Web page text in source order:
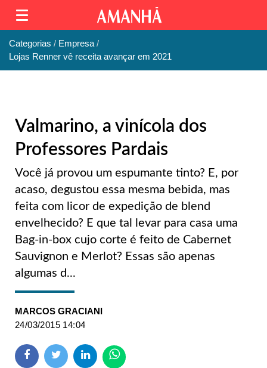
Categorias
Empresa
Lojas Renner vê receita avançar em 2021
Valmarino, a vinícola dos
Professores Pardais
Você já provou um espumante tinto? E, por
acaso, degustou essa mesma bebida, mas
feita com licor de expedição de blend
envelhecido? E que tal levar para casa uma
Bag-in-box cujo corte é feito de Cabernet
Sauvignon e Merlot? Essas são apenas
algumas d...
MARCOS GRACIANI
24/03/2015 14:04